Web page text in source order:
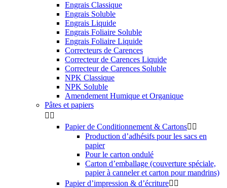
Engrais Classique
Engrais Soluble
Engrais Liquide
Engrais Foliaire Soluble
Engrais Foliaire Liquide
Correcteurs de Carences
Correcteur de Carences Liquide
Correcteur de Carences Soluble
NPK Classique
NPK Soluble
Amendement Humique et Organique
Pâtes et papiers
 
Papier de Conditionnement & Cartons 
Production d’adhésifs pour les sacs en
papier
Pour le carton ondulé
Carton d’emballage (couverture spéciale,
papier à canneler et carton pour mandrins)
Papier d’impression & d’écriture 